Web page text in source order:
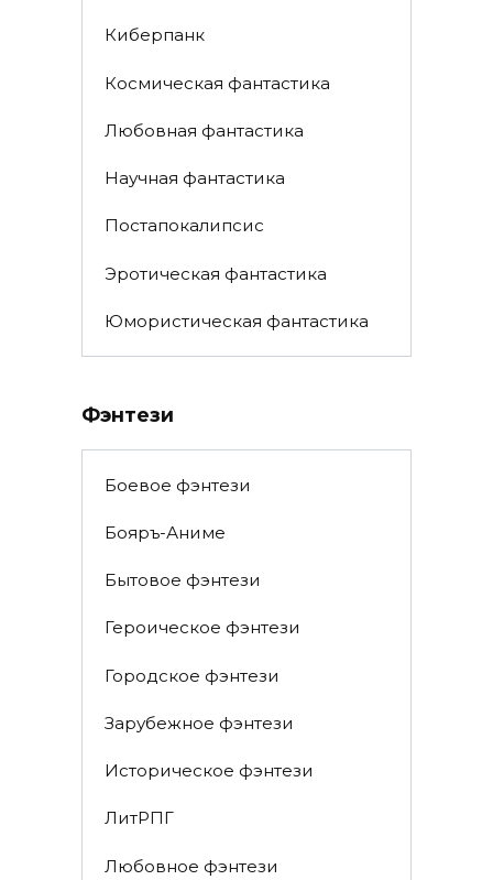
Киберпанк
Космическая фантастика
Любовная фантастика
Научная фантастика
Постапокалипсис
Эротическая фантастика
Юмористическая фантастика
Фэнтези
Боевое фэнтези
Бояръ-Аниме
Бытовое фэнтези
Героическое фэнтези
Городское фэнтези
Зарубежное фэнтези
Историческое фэнтези
ЛитРПГ
Любовное фэнтези